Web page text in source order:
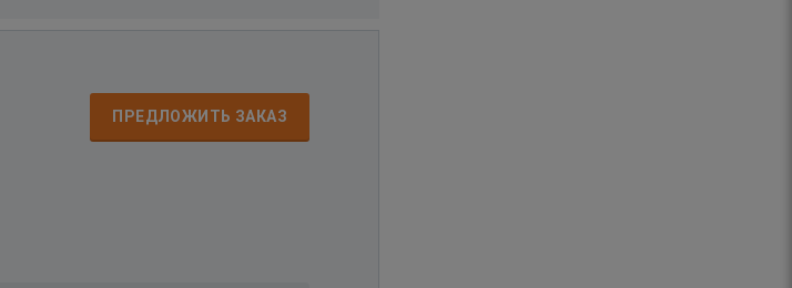
ПРЕДЛОЖИТЬ ЗАКАЗ